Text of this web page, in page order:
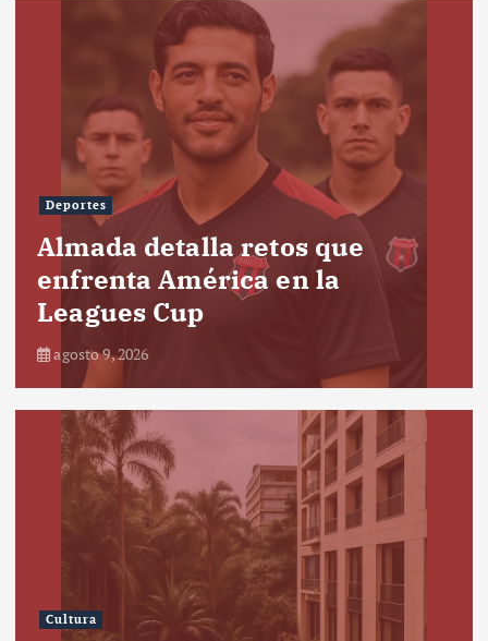
Deportes
Almada detalla retos que
enfrenta América en la
Leagues Cup
agosto 9, 2026
Cultura